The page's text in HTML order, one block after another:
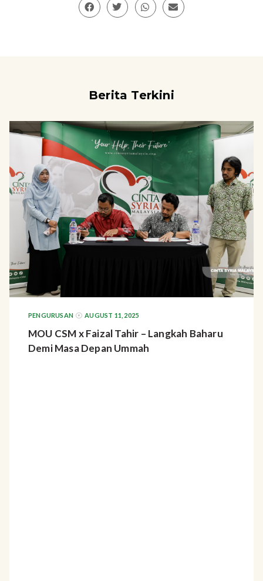
Berita Terkini
PENGURUSAN AUGUST 11, 2025
MOU CSM x Faizal Tahir – Langkah Baharu
Demi Masa Depan Ummah